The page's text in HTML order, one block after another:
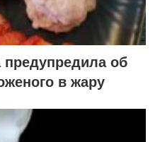
предупредила об
в жару